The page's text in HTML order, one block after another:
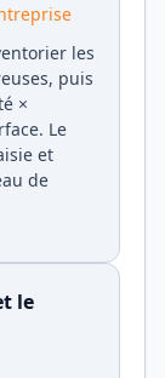
les
puis
×
Le
et
de
le